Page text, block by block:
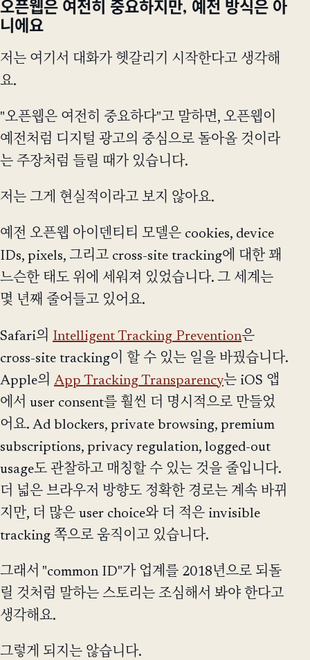
오픈웹은 여전히 중요하지만, 예전 방식은 아
니에요
저는 여기서 대화가 헷갈리기 시작한다고 생각해
요.
"오픈웹은 여전히 중요하다"고 말하면, 오픈웹이
예전처럼 디지털 광고의 중심으로 돌아올 것이라
는 주장처럼 들릴 때가 있습니다.
저는 그게 현실적이라고 보지 않아요.
예전 오픈웹 아이덴티티 모델은 cookies, device
IDs, pixels, 그리고 cross-site tracking에 대한 꽤
느슨한 태도 위에 세워져 있었습니다. 그 세계는
몇 년째 줄어들고 있어요.
Safari의 Intelligent Tracking Prevention은
cross-site tracking이 할 수 있는 일을 바꿨습니다.
Apple의 App Tracking Transparency는 iOS 앱
에서 user consent를 훨씬 더 명시적으로 만들었
어요. Ad blockers, private browsing, premium
subscriptions, privacy regulation, logged-out
usage도 관찰하고 매칭할 수 있는 것을 줄입니다.
더 넓은 브라우저 방향도 정확한 경로는 계속 바뀌
지만, 더 많은 user choice와 더 적은 invisible
tracking 쪽으로 움직이고 있습니다.
그래서 "common ID"가 업계를 2018년으로 되돌
릴 것처럼 말하는 스토리는 조심해서 봐야 한다고
생각해요.
그렇게 되지는 않습니다.